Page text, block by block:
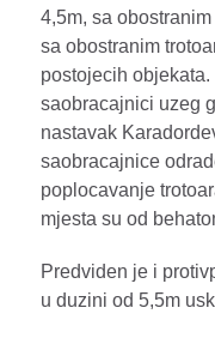
4,5m, sa
sa obostranim
postojecih
saobracajnici uzeg
nastavak
saobracajnice
poplocavanje
mjesta su od
Predviden je i
u duzini od 5,5m